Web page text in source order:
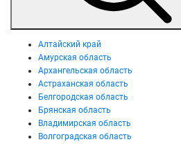
Алтайский край
Амурская область
Архангельская область
Астраханская область
Белгородская область
Брянская область
Владимирская область
Волгоградская область